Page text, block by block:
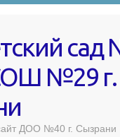
сад
№29 г.
ДОО №40 г. Сызрани